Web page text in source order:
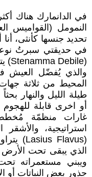
في الدانمارك هناك
النمومل (القواميس
تحديد جنسها كأنثى،
في حديقتي سبرتُ
والذي يُفضّل العيش
المحيط من ثلاثة
طيلة الليل والنهار
أو اخرى قابلة
غارات منظمّة مُخطط
استراتيجية، والأشقر
الذي يبقى تحت
ويبني مستعمراته
جذور بعض النباتات أو